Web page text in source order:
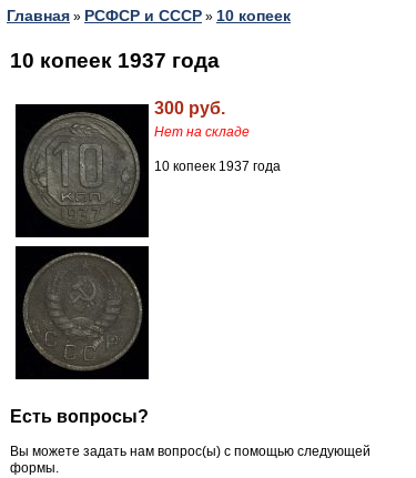
Главная » РСФСР и СССР » 10 копеек
10 копеек 1937 года
300 руб.
Нет на складе
10 копеек 1937 года
Есть вопросы?
Вы можете задать нам вопрос(ы) с помощью следующей
формы.